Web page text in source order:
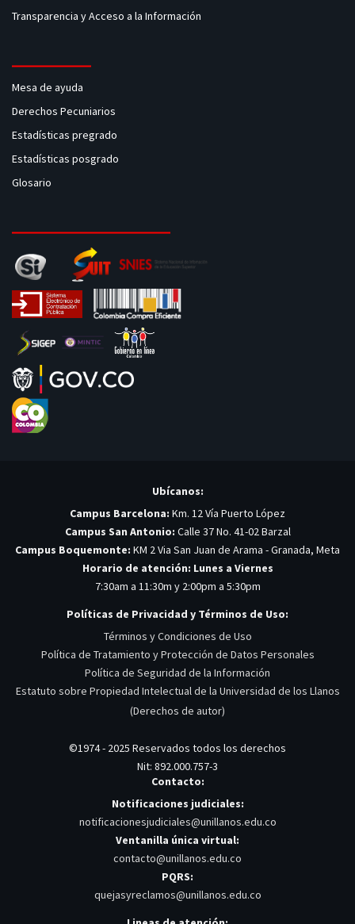
Transparencia y Acceso a la Información
Mesa de ayuda
Derechos Pecuniarios
Estadísticas pregrado
Estadísticas posgrado
Glosario
Ubícanos:
Campus Barcelona: Km. 12 Vía Puerto López
Campus San Antonio: Calle 37 No. 41-02 Barzal
Campus Boquemonte: KM 2 Via San Juan de Arama - Granada, Meta
Horario de atención: Lunes a Viernes
7:30am a 11:30m y 2:00pm a 5:30pm
Políticas de Privacidad y Términos de Uso:
Términos y Condiciones de Uso
Política de Tratamiento y Protección de Datos Personales
Política de Seguridad de la Información
Estatuto sobre Propiedad Intelectual de la Universidad de los Llanos
(Derechos de autor)
©1974 - 2025 Reservados todos los derechos
Nit: 892.000.757-3
Contacto:
Notificaciones judiciales:
notificacionesjudiciales@unillanos.edu.co
Ventanilla única virtual:
contacto@unillanos.edu.co
PQRS:
quejasyreclamos@unillanos.edu.co